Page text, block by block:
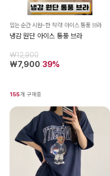
입는 순간 시원~한 착각! 아이스 통풍 브라
냉감 원단 아이스 통풍 브라
₩12,900
₩7,900 39%
155개 구매중